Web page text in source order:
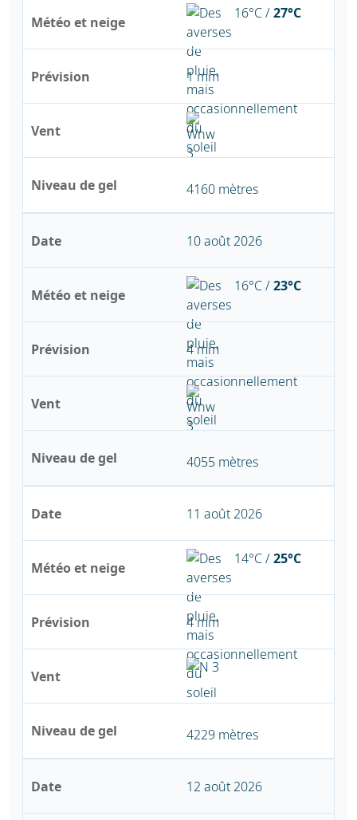
Météo et neige
Prévision
Vent
Niveau de gel
16°C /27°C
1 mm
4160 mètres
Date
Météo et neige
Prévision
Vent
Niveau de gel
10 août 2026
16°C /23°C
4 mm
4055 mètres
Date
Météo et neige
Prévision
Vent
Niveau de gel
11 août 2026
14°C /25°C
4 mm
4229 mètres
Date 12 août 2026